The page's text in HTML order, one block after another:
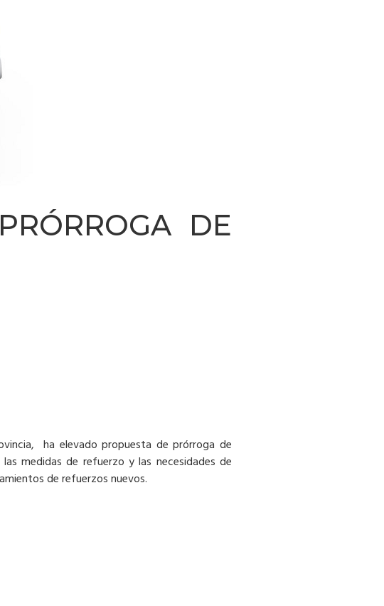
DE
ha elevado propuesta de prórroga de
medidas de refuerzo y las necesidades de
de refuerzos nuevos.